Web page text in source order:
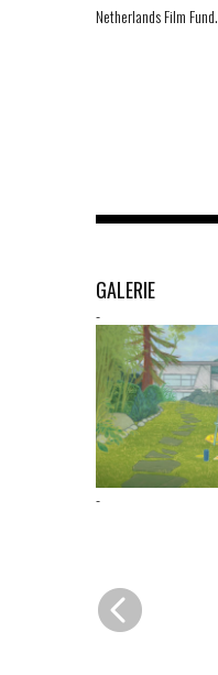
Netherlands Film Fund.
GALERIE
-
-